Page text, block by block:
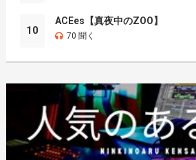
10
ACEes【真夜中のZOO】
70 聞く